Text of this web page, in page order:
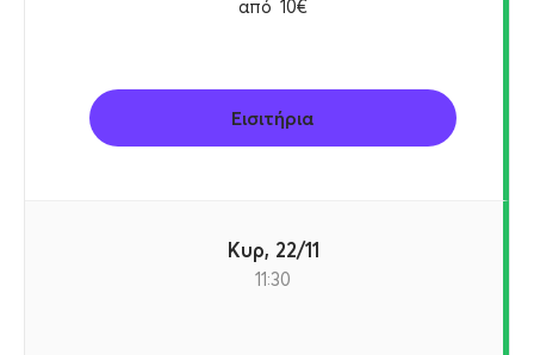
από 10€
Εισιτήρια
Κυρ, 22/11
11:30